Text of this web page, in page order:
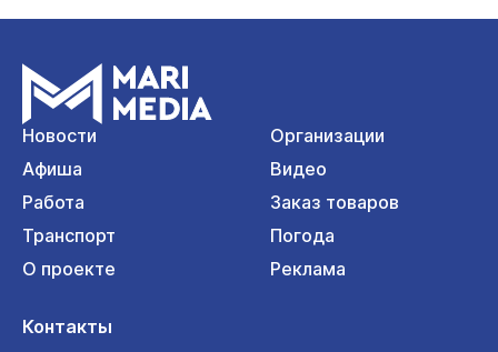
Новости
Организации
Афиша
Видео
Работа
Заказ товаров
Транспорт
Погода
О проекте
Реклама
Контакты